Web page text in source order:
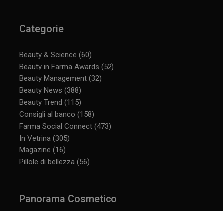
Categorie
Beauty & Science (60)
Beauty in Farma Awards (52)
Beauty Management (32)
Beauty News (388)
Beauty Trend (115)
Consigli al banco (158)
Farma Social Connect (473)
In Vetrina (305)
Magazine (16)
Pillole di bellezza (56)
Panorama Cosmetico
_ga_YJ0035S3E9
CookieScriptConsent